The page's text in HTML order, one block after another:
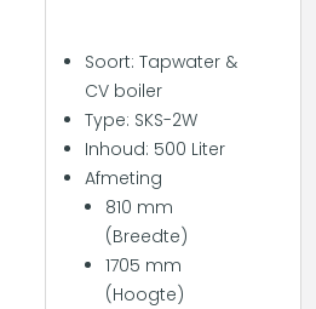
Soort: Tapwater &
CV boiler
Type: SKS-2W
Inhoud: 500 Liter
Afmeting
810 mm
(Breedte)
1705 mm
(Hoogte)